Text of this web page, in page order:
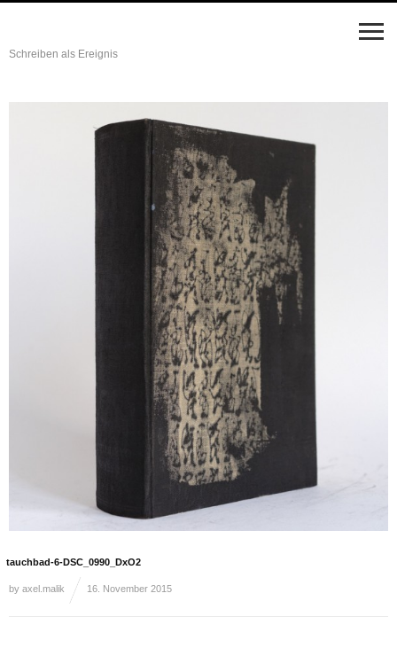
Schreiben als Ereignis
tauchbad-6-DSC_0990_DxO2
by axel.malik 16. November 2015